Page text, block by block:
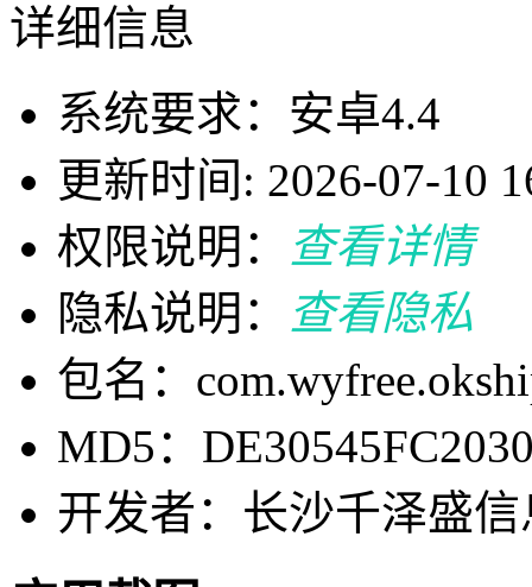
详细信息
系统要求：安卓4.4
更新时间: 2026-07-10
权限说明：
查看详情
隐私说明：
查看隐私
包名：
MD5：
开发者：长沙千泽盛